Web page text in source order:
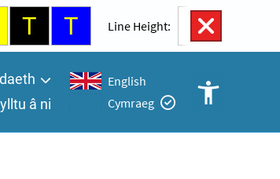
T T Line Height: 100%
â ni
English
Cymraeg
Hygyrchedd